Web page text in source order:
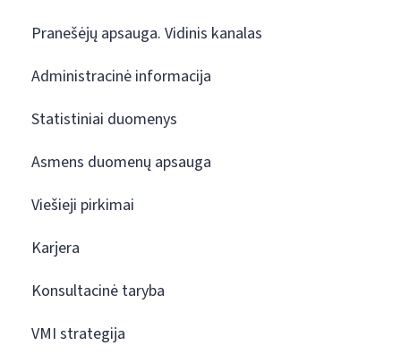
Pranešėjų apsauga. Vidinis kanalas
Administracinė informacija
Statistiniai duomenys
Asmens duomenų apsauga
Viešieji pirkimai
Karjera
Konsultacinė taryba
VMI strategija